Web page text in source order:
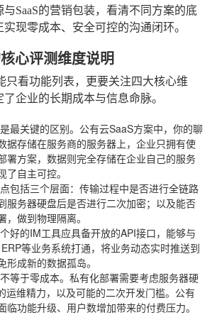
SaaS的营销包装，看清不同方案的底
现零成本、安全可控的沟通闭环。
心评测维度说明
只看功能列表，更要关注四大核心维
企业的长期成本与信息命脉。
最关键的区别。公有云SaaS方案中，你的聊
据存储在服务商的服务器上，企业只拥有使
署方案，数据则完全存储在企业自己的服务
自主可控。
包括三个层面：传输过程中是否进行全链路
服务器硬盘后是否进行二次加密；以及能否
，做到物理隔离。
好的IM工具应具备开放的API接口，能够与
等业务系统打通，将业务动态实时推送到
形成新的数据孤岛。
等于零成本。私有化部署需要考虑服务器硬
运维精力，以及可能的二次开发门槛。公有
临功能升级、用户数增加带来的付费压力。